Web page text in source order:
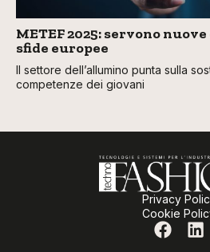
METEF 2025: servono
sfide europee
Il settore dell’allumino punta sulla
competenze dei giovani
Privacy
Cookie